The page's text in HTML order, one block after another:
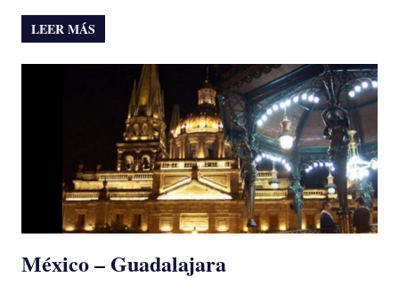
LEER MÁS
México – Guadalajara